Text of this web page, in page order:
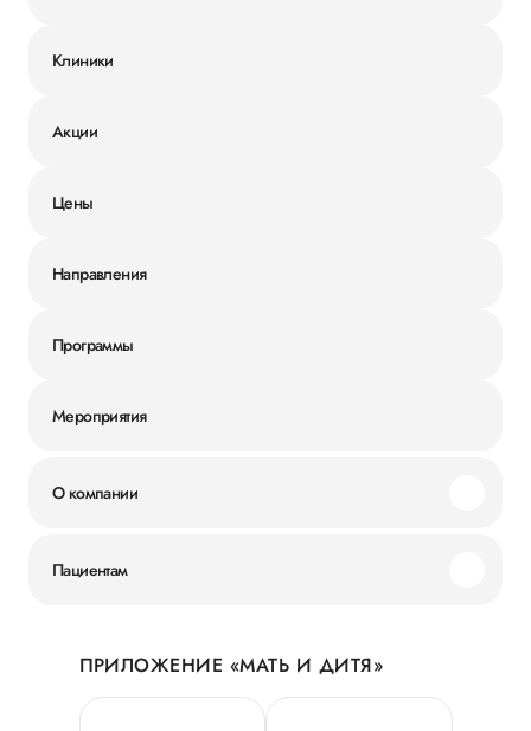
Клиники
Акции
Цены
Направления
Программы
Мероприятия
О компании
Новости
Руководство
Пациентам
Личный кабинет
Персональные данные
ПРИЛОЖЕНИЕ «МАТЬ И ДИТЯ»